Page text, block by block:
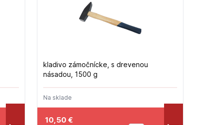
kladivo zámočnícke, s drevenou
násadou, 1500 g
Na sklade
10,50 €